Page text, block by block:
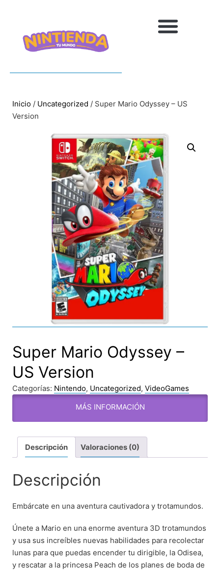
Inicio / Uncategorized / Super Mario Odyssey – US
Version
Super Mario Odyssey –
US Version
Categorías: Nintendo, Uncategorized, VideoGames
MÁS INFORMACIÓN
Descripción Valoraciones (0)
Descripción
Embárcate en una aventura cautivadora y trotamundos.
Únete a Mario en una enorme aventura 3D trotamundos
y usa sus increíbles nuevas habilidades para recolectar
lunas para que puedas encender tu dirigible, la Odisea,
y rescatar a la princesa Peach de los planes de boda de